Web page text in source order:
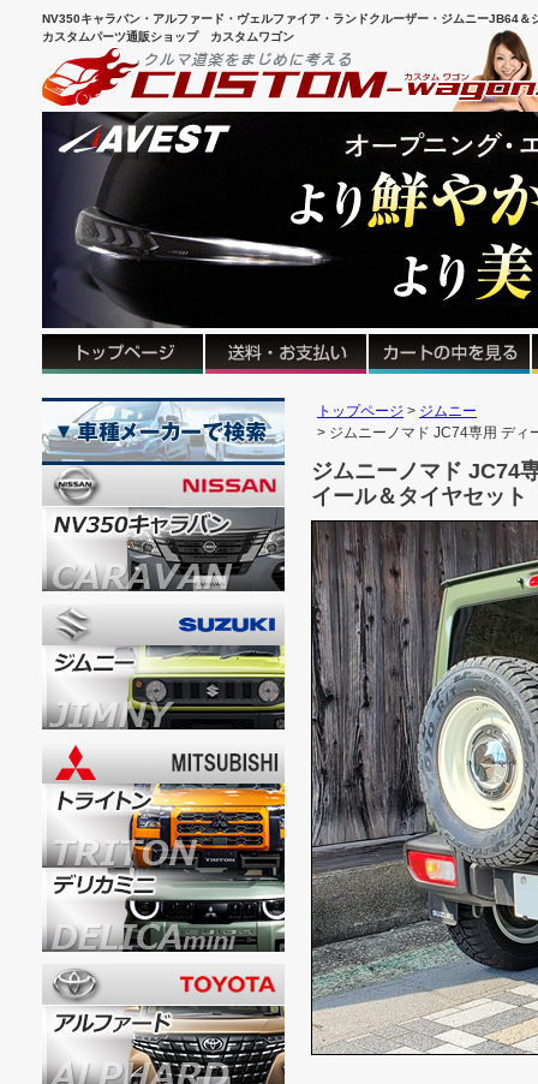
NV350キャラバン・アルファード・ヴェルファイア・ランドクルーザー・ジムニーJB64
カスタムパーツ通販ショップ カスタムワゴン
トップページ
ジムニー
ジムニーノマド JC74専用 ディ
ジムニーノマド JC74
イール＆タイヤセット